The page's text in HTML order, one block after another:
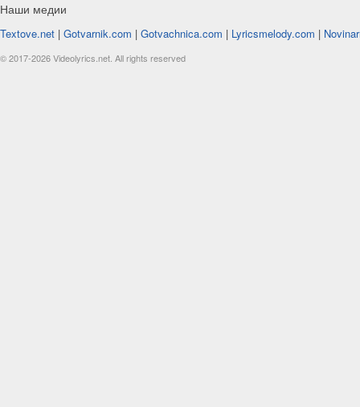
Наши медии
Textove.net | Gotvarnik.com | Gotvachnica.com | Lyricsmelody.com |
© 2017-2026 Videolyrics.net. All rights reserved